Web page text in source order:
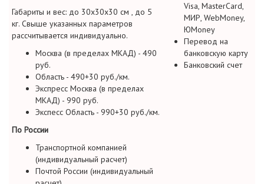
Габариты и вес: до 30х30х30 см , до 5
кг. Свыше указанных параметров
рассчитывается индивидуально.
Москва (в пределах МКАД) - 490
руб.
Область - 490+30 руб./км.
Экспресс Москва (в пределах
МКАД) - 990 руб.
Экспесс Область - 990+30 руб./км.
По России
Транспортной компанией
(индивидуальный расчет)
Почтой России (индивидуальный
Visa, MasterCard,
МИР, WebMoney,
ЮMoney
Перевод на
банковскую карту
Банковский счет